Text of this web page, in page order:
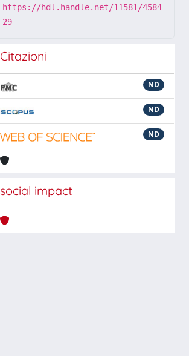
https://hdl.handle.net/11581/4584
29
Citazioni
ND
ND
ND
social impact